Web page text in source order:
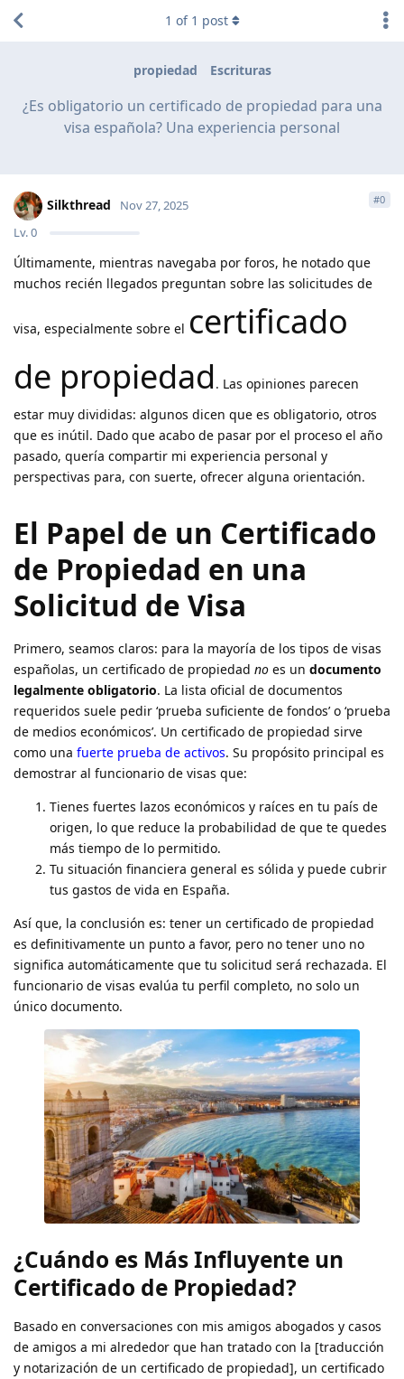
propiedad Escrituras
¿Es obligatorio un certificado de propiedad para una
visa española? Una experiencia personal
1 of 1 post
Silkthread
Lv.0
Nov 27, 2025 #0
Últimamente, mientras navegaba por foros, he notado que
muchos recién llegados preguntan sobre las solicitudes de
visa, especialmente sobre el certificado
de propiedad . Las opiniones parecen
estar muy divididas: algunos dicen que es obligatorio, otros
que es inútil. Dado que acabo de pasar por el proceso el año
pasado, quería compartir mi experiencia personal y
perspectivas para, con suerte, ofrecer alguna orientación.
El Papel de un Certificado
de Propiedad en una
Solicitud de Visa
Primero, seamos claros: para la mayoría de los tipos de visas
españolas, un certificado de propiedad no es un documento
legalmente obligatorio. La lista oficial de documentos
requeridos suele pedir ‘prueba suficiente de fondos’ o ‘prueba
de medios económicos’. Un certificado de propiedad sirve
como una fuerte prueba de activos. Su propósito principal es
demostrar al funcionario de visas que:
Tienes fuertes lazos económicos y raíces en tu país de
origen, lo que reduce la probabilidad de que te quedes
más tiempo de lo permitido.
Tu situación financiera general es sólida y puede cubrir
tus gastos de vida en España.
Así que, la conclusión es: tener un certificado de propiedad
es definitivamente un punto a favor, pero no tener uno no
significa automáticamente que tu solicitud será rechazada. El
funcionario de visas evalúa tu perfil completo, no solo un
único documento.
¿Cuándo es Más Influyente un
Certificado de Propiedad?
Basado en conversaciones con mis amigos abogados y casos
de amigos a mi alrededor que han tratado con la [traducción
y notarización de un certificado de propiedad], un certificado